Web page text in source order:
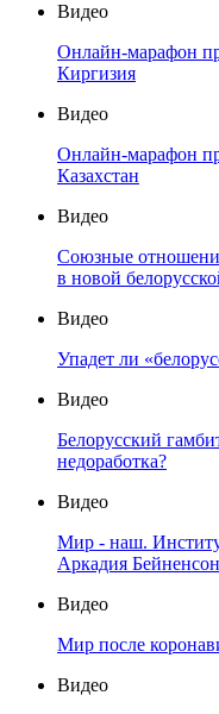
Видео
Онлайн-марафон
Киргизия
Видео
Онлайн-марафон
Казахстан
Видео
Союзные
в новой
Видео
Упадет ли
Видео
Белорусский
недоработка?
Видео
Мир - наш.
Аркадия
Видео
Мир после
Видео